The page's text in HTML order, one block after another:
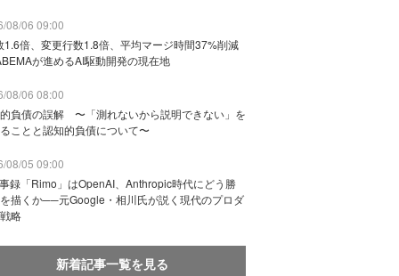
08/06 09:00
1.6倍、変更行数1.8倍、平均マージ時間37%削減
が進めるAI駆動開発の現在地
08/06 08:00
負債の誤解 〜「測れないから説明できない」を
ことと認知的負債について〜
08/05 09:00
録「Rimo」はOpenAI、Anthropic時代にどう勝
描くか──元Google・相川氏が説く現代のプロダ
略
新着記事一覧を見る